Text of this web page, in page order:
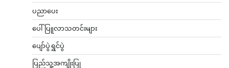
ပညာပေး
ပေါ်ပြူလာသတင်းများ
ပျော်ပွဲရွှင်ပွဲ
ပြည်သူ့အကျိုးပြု